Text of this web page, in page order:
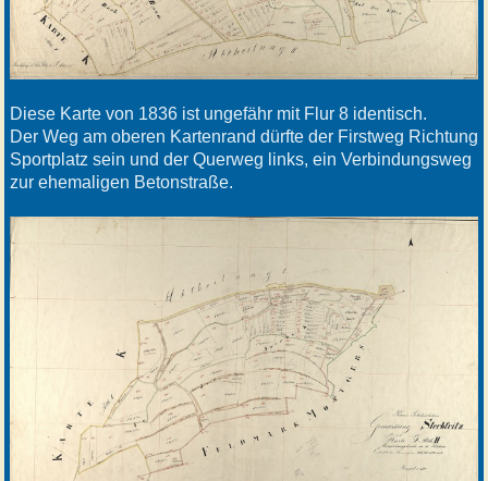
Diese Karte von 1836 ist ungefähr mit Flur 8 identisch.
Der Weg am oberen Kartenrand dürfte der Firstweg Richtung
Sportplatz sein und der Querweg links, ein Verbindungsweg
zur ehemaligen Betonstraße.